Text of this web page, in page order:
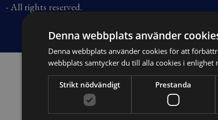
- All rights reserved.
Denna webbplats använder
Denna webbplats använder cookies för att
webbplats samtycker du till alla cookies i
Strikt nödvändigt Prestanda